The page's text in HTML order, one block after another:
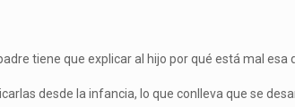
tiene que explicar al hijo por qué está mal
desde la infancia, lo que conlleva que se